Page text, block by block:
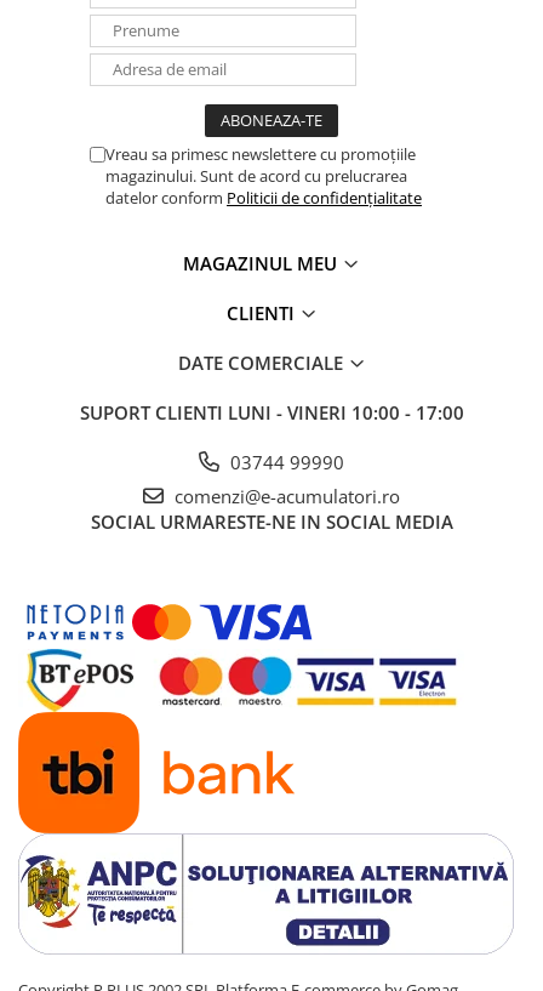
Sisteme de prindere
Pompe de caldura
Vreau sa primesc newslettere cu promoțiile
magazinului. Sunt de acord cu prelucrarea
datelor conform Politicii de confidențialitate
MAGAZINUL MEU
CLIENTI
DATE COMERCIALE
SUPORT CLIENTI LUNI - VINERI 10:00 - 17:00
03744 99990
comenzi@e-acumulatori.ro
SOCIAL URMARESTE-NE IN SOCIAL MEDIA